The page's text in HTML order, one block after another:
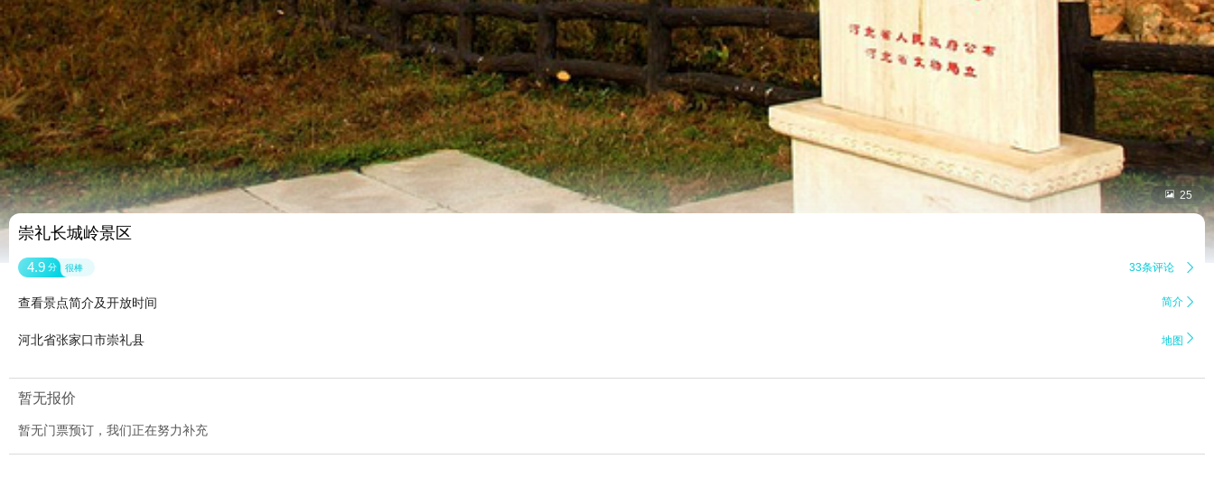
 25
崇礼长城岭景区
4.9 分 很棒 33条评论 
查看景点简介及开放时间 简介 
河北省张家口市崇礼县 地图 
暂无报价
暂无门票预订，我们正在努力补充